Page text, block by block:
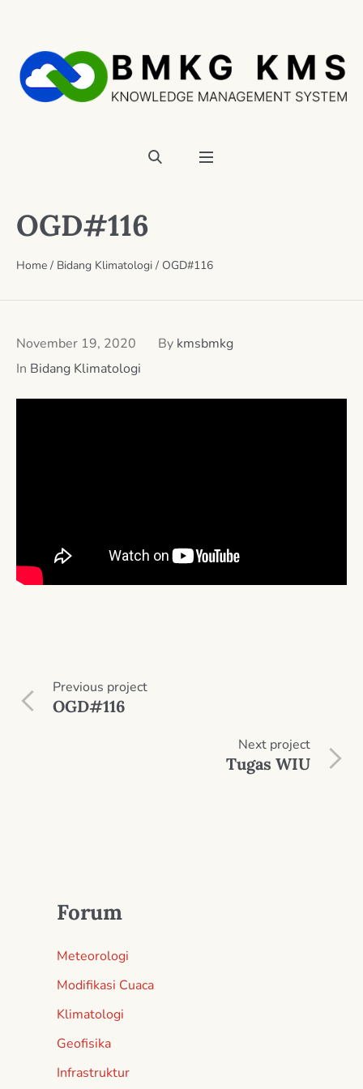
OGD#116
Home / Bidang Klimatologi / OGD#116
November 19, 2020 By kmsbmkg
In Bidang Klimatologi
Previous project
OGD#116
Next project
Tugas WIU
Forum
Meteorologi
Modifikasi Cuaca
Klimatologi
Geofisika
Infrastruktur